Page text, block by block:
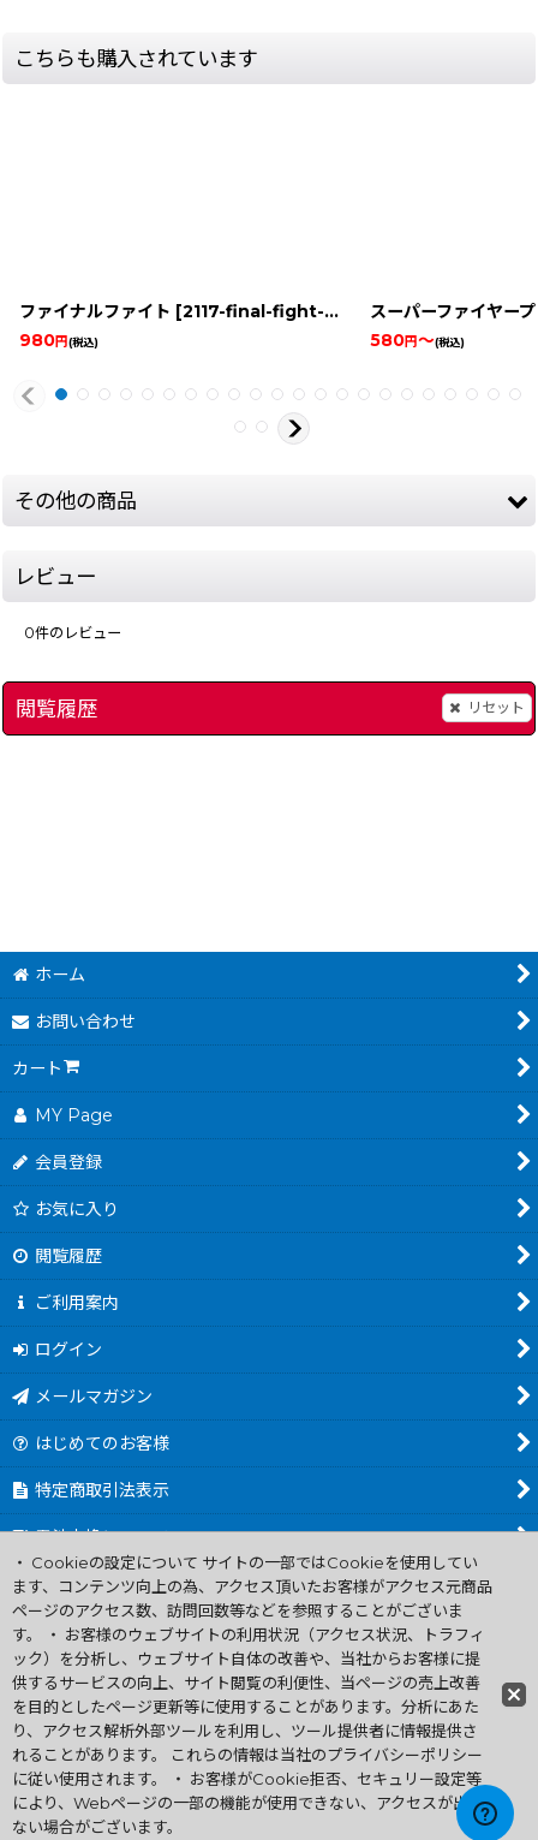
こちらも購入されています
ファイナルファイト [2117-final-fight-snes ]
980円(税込)
スーパーファイヤー
580円～(税込)
その他の商品
レビュー
0件のレビュー
閲覧履歴 リセット
ホーム
お問い合わせ
カート
MY Page
会員登録
お気に入り
閲覧履歴
ご利用案内
ログイン
メールマガジン
はじめてのお客様
特定商取引法表示
電池交換について
商品カテゴリ一覧
Worldwide Shipping Guide
ファミコン買取通販 中古 ディスクシステム 販売 ニンテンドウ64・
ゲーム買取 .電池交換
Copyright (C) 2007 ファミコン お宝王 All Rights
Reserved.
許可無く当サイトの画像、文章、無断転載複製を禁ずる
・ Cookieの設定について サイトの一部ではCookieを使用してい
ます、コンテンツ向上の為、アクセス頂いたお客様がアクセス元商品
ページのアクセス数、訪問回数等などを参照することがございま
す。 ・ お客様のウェブサイトの利用状況（アクセス状況、トラフィ
ック）を分析し、ウェブサイト自体の改善や、当社からお客様に提
供するサービスの向上、サイト閲覧の利便性、当ページの売上改善
を目的としたページ更新等に使用することがあります。分析にあた
り、アクセス解析外部ツールを利用し、ツール提供者に情報提供さ
れることがあります。 これらの情報は当社のプライバシーポリシー
に従い使用されます。 ・ お客様がCookie拒否、セキュリー設定等
により、Webページの一部の機能が使用できない、アクセスが出来
ない場合がございます。